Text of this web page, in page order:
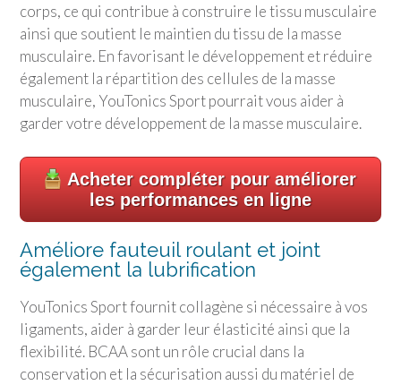
corps, ce qui contribue à construire le tissu musculaire
ainsi que soutient le maintien du tissu de la masse
musculaire. En favorisant le développement et réduire
également la répartition des cellules de la masse
musculaire, YouTonics Sport pourrait vous aider à
garder votre développement de la masse musculaire.
Acheter compléter pour améliorer
les performances en ligne
Améliore fauteuil roulant et joint
également la lubrification
YouTonics Sport fournit collagène si nécessaire à vos
ligaments, aider à garder leur élasticité ainsi que la
flexibilité. BCAA sont un rôle crucial dans la
conservation et la sécurisation aussi du matériel de